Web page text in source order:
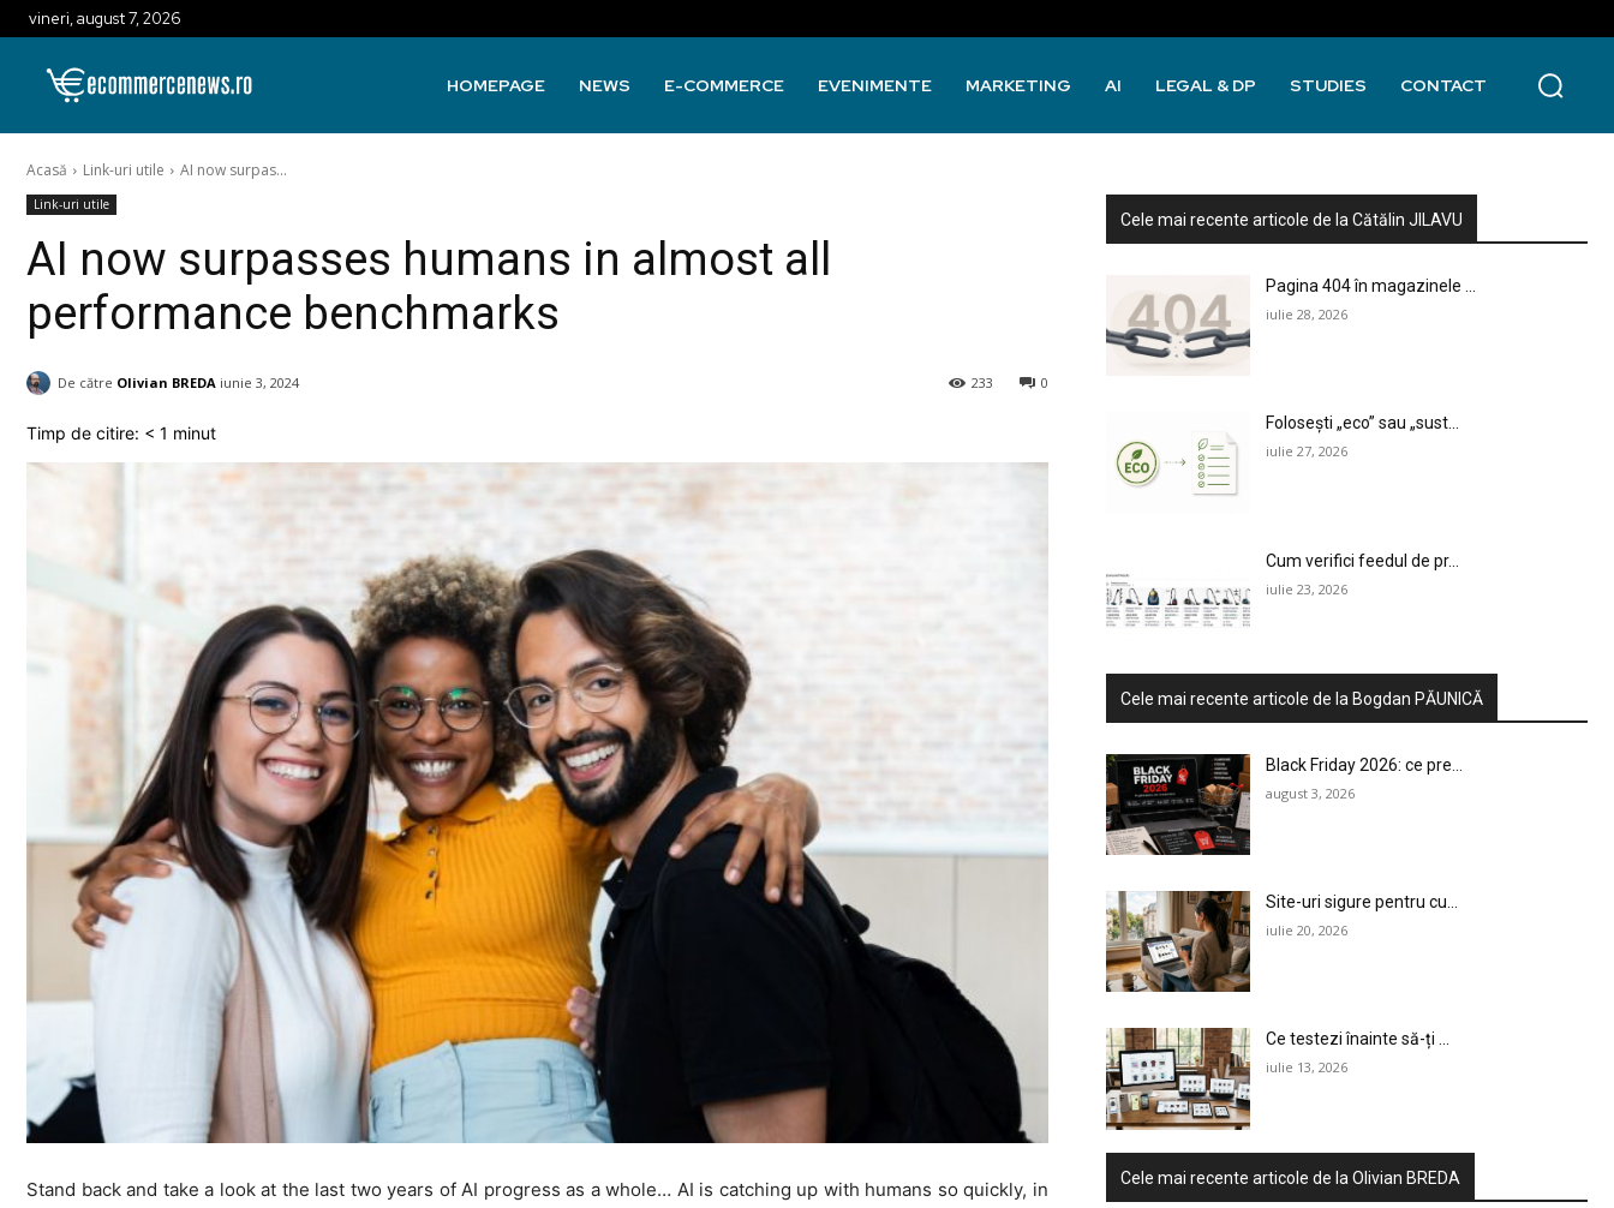
vineri, august 7, 2026
HOMEPAGE NEWS E-COMMERCE EVENIMENTE MARKETING AI LEGAL & DP STUDIES CONTACT
Acasă Link-uri utile AI now surpas...
Link-uri utile
AI now surpasses humans in almost all
performance benchmarks
De către Olivian BREDA iunie 3, 2024 0
233
Timp de citire: < 1 minut
Stand back and take a look at the last two years of AI progress as a whole… AI is catching up with humans so quickly, in
Cele mai recente articole de la Cătălin JILAVU
Pagina 404 în magazinele ...
iulie 28, 2026
Folosești „eco” sau „sust...
iulie 27, 2026
Cum verifici feedul de pr...
iulie 23, 2026
Cele mai recente articole de la Bogdan PĂUNICĂ
Black Friday 2026: ce pre...
august 3, 2026
Site-uri sigure pentru cu...
iulie 20, 2026
Ce testezi înainte să-ți ...
iulie 13, 2026
Cele mai recente articole de la Olivian BREDA